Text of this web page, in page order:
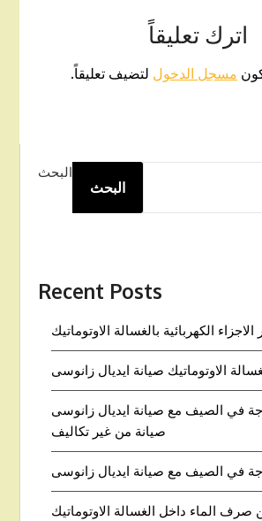
اترك تعليقاً
مسجل الدخول لتضيف تعليقاً.
البحث
البحث
Recent Posts
الاجزاء الكهربائية بالغسالة الاوتوماتيك
الاوتوماتيك صيانة ايديال زانوسى
في الصيف مع صيانة ايديال زانوسى
صيانة من غير تكاليف
في الصيف مع صيانة ايديال زانوسى
الماء داخل الغسالة الاوتوماتيك